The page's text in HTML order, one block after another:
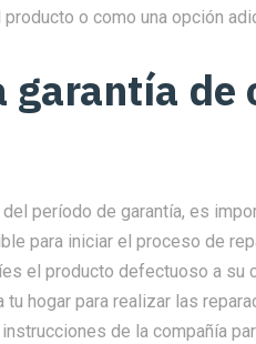
o como una opción
garantía
período de garantía, es
para iniciar el proceso de
el producto defectuoso a su
hogar para realizar las
de la compañía